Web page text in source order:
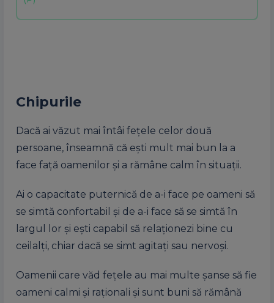
Chipurile
Dacă ai văzut mai întâi fețele celor două
persoane, înseamnă că ești mult mai bun la a
face față oamenilor și a rămâne calm în situații.
Ai o capacitate puternică de a-i face pe oameni să
se simtă confortabil și de a-i face să se simtă în
largul lor și ești capabil să relaționezi bine cu
ceilalți, chiar dacă se simt agitați sau nervoși.
Oamenii care văd fețele au mai multe șanse să fie
oameni calmi și raționali și sunt buni să rămână